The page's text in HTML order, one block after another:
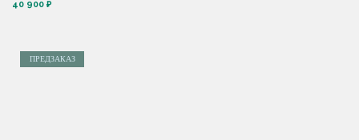
40 900 ₽
ПРЕДЗАКАЗ